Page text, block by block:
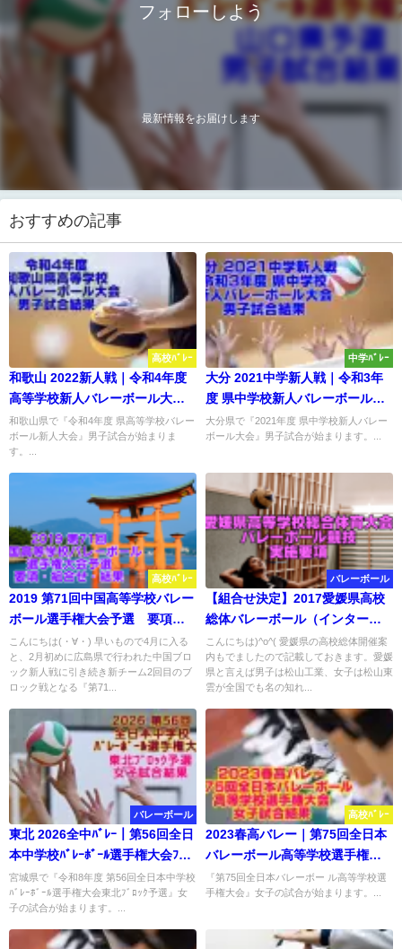
フォローしよう
最新情報をお届けします
おすすめの記事
高校ﾊﾞﾚｰ
和歌山 2022新人戦｜令和4年度
高等学校新人バレーボール大
会 男子試合結果
和歌山県で『令和4年度 県高等学校バレー
ボール新人大会』男子試合が始まりま
す。...
中学ﾊﾞﾚｰ
大分 2021中学新人戦｜令和3年
度 県中学校新人バレーボール大
会 男子試合結果
大分県で『2021年度 県中学校新人バレー
ボール大会』男子試合が始まります。...
高校ﾊﾞﾚｰ
2019 第71回中国高等学校バレー
ボール選手権大会予選 要項・
組合せ・結果
こんにちは(・∀・) 早いもので4月に入る
と、2月初めに広島県で行われた中国ブロ
ック新人戦に引き続き新チーム2回目のブ
ロック戦となる『第71...
バレーボール
【組合せ決定】2017愛媛県高校
総体バレーボール（インターハ
イ） 実施要項
こんにちは)^o^( 愛媛県の高校総体開催案
内もでましたので記載しておきます。愛媛
県と言えば男子は松山工業、女子は松山東
雲が全国でも名の知れ...
バレーボール
東北 2026全中ﾊﾞﾚｰ｜第56回全日
本中学校ﾊﾞﾚｰﾎﾞｰﾙ選手権大会ﾌﾞﾛ
ｯｸ予選 女子結果
宮城県で『令和8年度 第56回全日本中学校
ﾊﾞﾚｰﾎﾞｰﾙ選手権大会東北ﾌﾞﾛｯｸ予選』女
子の試合が始まります。...
高校ﾊﾞﾚｰ
2023春高バレー｜第75回全日本
バレーボール高等学校選手権大
会 女子試合結果
『第75回全日本バレーボー ル高等学校選
手権大会』女子の試合が始まります。...